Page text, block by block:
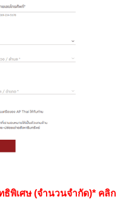
ธิพิเศษ (จำนวนจำกัด)* คลิก